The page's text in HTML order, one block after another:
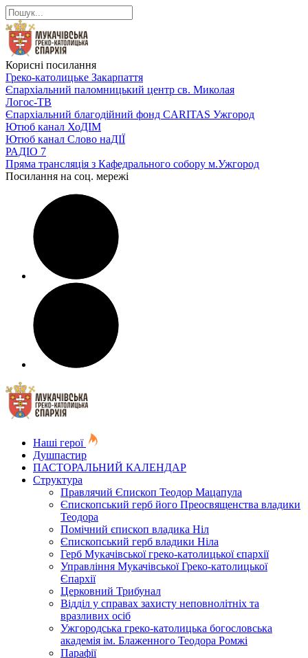
Корисні посилання
Греко-католицьке Закарпаття
Єпархіальний паломницький центр св. Миколая
Логос-ТВ
Єпархіальний благодійний фонд CARITAS Ужгород
Ютюб канал ХоДІМ
Ютюб канал Слово наДІЇ
РАДІО 7
Пряма трансляція з Кафедрального собору м.Ужгород
Посилання на соц. мережі
Наші герої
Душпастир
ПАСТОРАЛЬНИЙ КАЛЕНДАР
Структура
Правлячий Єпископ Теодор Мацапула
Єпископський герб його Преосвященства владики
Теодора
Помічний єпископ владика Ніл
Єпископський герб владики Ніла
Герб Мукачівської греко-католицької єпархії
Управління Мукачівської Греко-католицької
Єпархії
Церковний Трибунал
Відділ у справах захисту неповнолітніх та
вразливих осіб
Ужгородська греко-католицька богословська
академія ім. Блаженного Теодора Ромжі
Парафії